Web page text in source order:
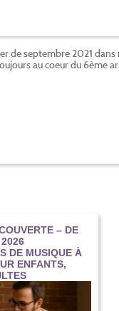
de septembre 2021 dans
au coeur du 6ème
– DE
DE MUSIQUE À
ENFANTS,